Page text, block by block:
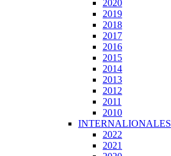
2020
2019
2018
2017
2016
2015
2014
2013
2012
2011
2010
INTERNALIONALES
2022
2021